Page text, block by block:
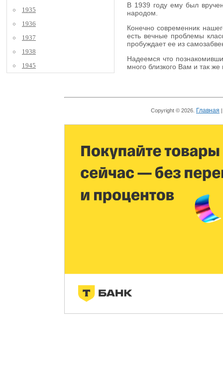
1935
1936
1937
1938
1945
В 1939 году ему был
народом.
Конечно современник
есть вечные проблемы
пробуждает ее из
Надеемся что
много близкого Вам и так
Copyright © 2026. Главная